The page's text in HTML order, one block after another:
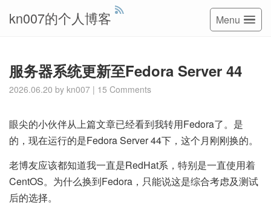
kn007的个人博客 Menu
服务器系统更新至Fedora Server 44
2026.06.20 by kn007 | 15 Comments
眼尖的小伙伴从上篇文章已经看到我转用Fedora了。是
的，现在运行的是Fedora Server 44下，这个月刚刚换的。
老博友应该都知道我一直是RedHat系，特别是一直使用着
CentOS。为什么换到Fedora，只能说这是综合考虑及测试
后的选择。